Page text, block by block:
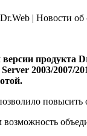
| Новости
продукта
2003/2007/
повысить